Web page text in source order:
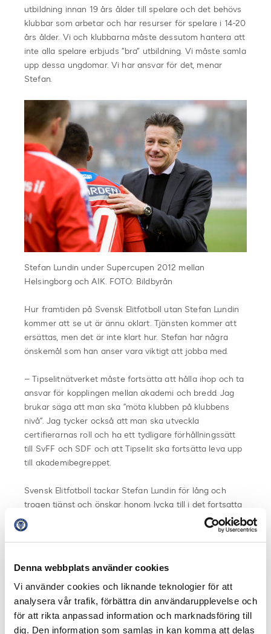
Denna webbplats använder cookies
Vi använder cookies och liknande teknologier för att
analysera vår trafik, förbättra din användarupplevelse och
för att rikta anpassad information och marknadsföring till
dig. Den information som samlas in kan komma att delas
utbildning innan 19 års ålder till spelare och det behövs
klubbar som arbetar och har resurser för spelare i 14-20
års ålder. Vi och klubbarna måste dessutom hantera att
inte alla spelare erbjuds ”bra” utbildning. Vi måste samla
upp dessa ungdomar. Vi har ansvar för det, menar
Stefan.
Stefan Lundin under Supercupen 2012 mellan
Helsingborg och AIK. FOTO: Bildbyrån
Hur framtiden på Svensk Elitfotboll utan Stefan Lundin
kommer att se ut är ännu oklart. Tjänsten kommer att
ersättas, men det är inte klart hur. Stefan har några
önskemål som han anser vara viktigt att jobba med.
– Tipselitnätverket måste fortsätta att hålla ihop och ta
ansvar för kopplingen mellan akademi och bredd. Jag
brukar säga att man ska ”möta klubben på klubbens
nivå”. Jag tycker också att man ska utveckla
certifierarnas roll och ha ett tydligare förhållningssätt
till SvFF och SDF och att Tipselit ska fortsätta leva upp
till akademibegreppet.
Svensk Elitfotboll tackar Stefan Lundin för lång och
trogen tjänst och önskar honom lycka till i det fortsatta
livet.